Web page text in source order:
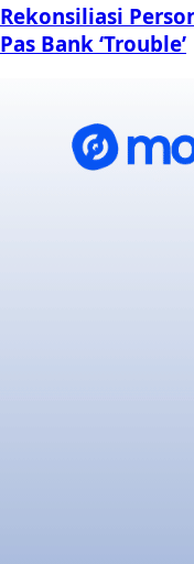
Rekonsiliasi
Pas Bank ‘Trouble’